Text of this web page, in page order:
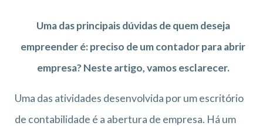
Uma das principais dúvidas de quem deseja
empreender é: preciso de um contador para abrir
empresa? Neste artigo, vamos esclarecer.
Uma das atividades desenvolvida por um escritório
de contabilidade é a abertura de empresa. Há um